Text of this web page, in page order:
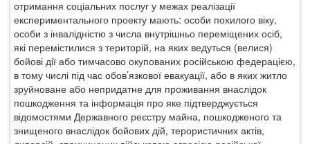
отримання соціальних послуг у межах реалізації
експериментального проекту мають: особи похилого віку,
особи з інвалідністю з числа внутрішньо переміщених осіб,
які перемістилися з територій, на яких ведуться (велися)
бойові дії або тимчасово окупованих російською федерацією,
в тому числі під час обов’язкової евакуації, або в яких житло
зруйноване або непридатне для проживання внаслідок
пошкодження та інформація про яке підтверджується
відомостями Державного реєстру майна, пошкодженого та
знищеного внаслідок бойових дій, терористичних актів,